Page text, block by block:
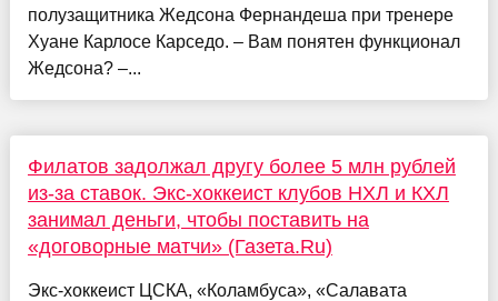
полузащитника Жедсона Фернандеша при тренере
Хуане Карлосе Карседо. – Вам понятен функционал
Жедсона? –...
Филатов задолжал другу более 5 млн рублей
из-за ставок. Экс-хоккеист клубов НХЛ и КХЛ
занимал деньги, чтобы поставить на
«договорные матчи» (Газета.Ru)
Экс-хоккеист ЦСКА, «Коламбуса», «Салавата